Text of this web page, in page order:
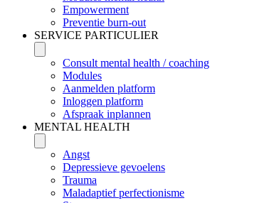
Empowerment
Preventie burn-out
SERVICE PARTICULIER
Consult mental health / coaching
Modules
Aanmelden platform
Inloggen platform
Afspraak inplannen
MENTAL HEALTH
Angst
Depressieve gevoelens
Trauma
Maladaptief perfectionisme